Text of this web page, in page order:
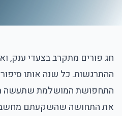
חג פורים מתקרב בצעדי ענק,
ההתרגשות. כל שנה אותו
התחפושת המושלמת שתעשה
את התחושה שהשקעתם